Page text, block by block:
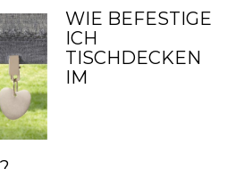
WIE BEFESTIGE
ICH
TISCHDECKEN
IM